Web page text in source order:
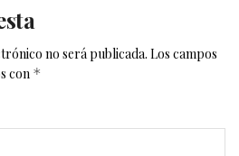
no será publicada. Los campos
con *